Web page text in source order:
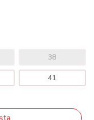
38
41